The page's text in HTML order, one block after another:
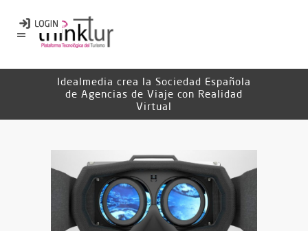
Idealmedia crea la Sociedad Española
de Agencias de Viaje con Realidad
Virtual